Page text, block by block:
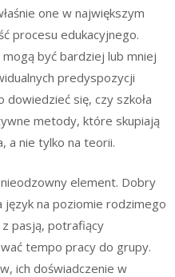
one w największym
procesu edukacyjnego.
być bardziej lub mniej
predyspozycji
dowiedzieć się, czy szkoła
metody, które skupiają
a nie tylko na teorii.
element. Dobry
na poziomie rodzimego
pasją, potrafiący
tempo pracy do grupy.
ich doświadczenie w